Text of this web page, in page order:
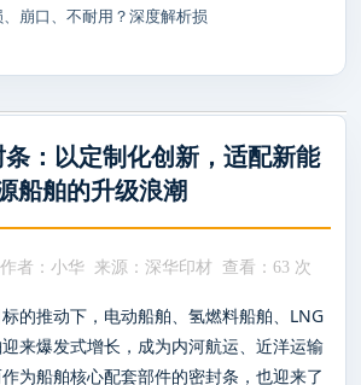
：以定制化创新，适配新能
船舶的升级浪潮
者：小华 来源：深华印材 查看： 63 次
的推动下，电动船舶、氢燃料船舶、LNG
来爆发式增长，成为内河航运、近洋运输
为船舶核心配套部件的密封条，也迎来了
崩口、不耐用？深度解析损